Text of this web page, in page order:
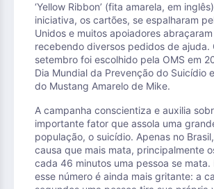
‘Yellow Ribbon’ (fita amarela, em
iniciativa, os cartões, se espalharam
Unidos e muitos apoiadores
recebendo diversos pedidos de ajuda.
setembro foi escolhido pela OMS em
Dia Mundial da Prevenção do Suicídio
do Mustang Amarelo de Mike.
A campanha conscientiza e auxilia
importante fator que assola uma
população, o suicídio. Apenas no
causa que mais mata, principalmente
cada 46 minutos uma pessoa se mata.
esse número é ainda mais gritante: a